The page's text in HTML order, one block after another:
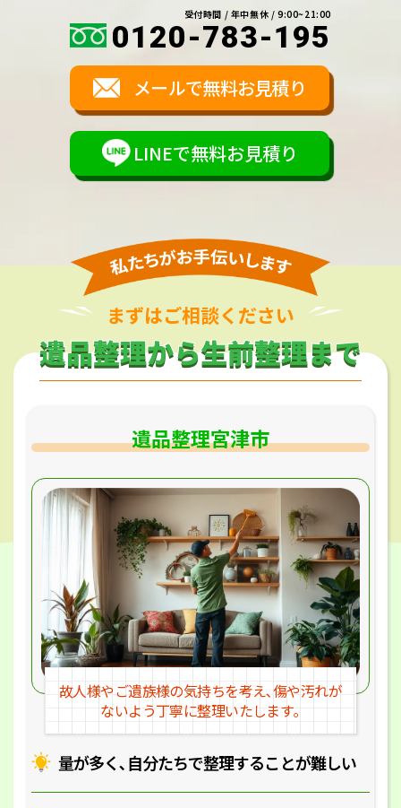
受付時間 / 年中無休 / 9:00~21:00
0120-783-195
メールで無料お見積り
LINEで無料お見積り
まずはご相談ください
遺品整理から生前整理まで
遺品整理から生前整理まで
遺品整理宮津市
量が多く､自分たちで整理することが難しい
故人様やご遺族様の気持ちを考え､傷や汚れが
ないよう丁寧に整理いたします｡